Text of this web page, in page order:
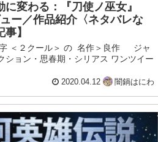
変わる：『刀使ノ巫女』
ュー／作品紹介〈ネタバレな
】
＜２クール＞ の 名作＞良作 ジャ
ョン・思春期・シリアス ワンツイー
2020.04.12 闇鍋はにわ